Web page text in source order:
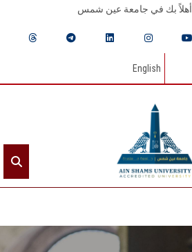
أهلاً بك في جامعة عين شمس
English
الرئيسيـة